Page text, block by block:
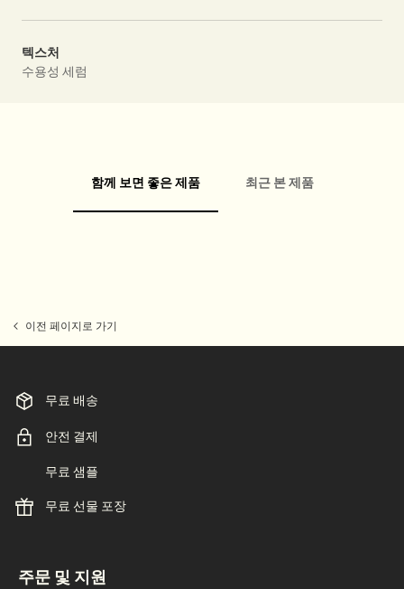
텍스처
수용성 세럼
PDP Video Fullscreen Flowplayer
PDP Customer Service Banner
PDP내 제품 설명 배너
PDP Video Flowplayer just on mobile
Pdp Section slot With Tabs함께 보면 좋은 제품 최근 본 제품
이전 페이지로 가기
무료 배송
안전 결제
무료 샘플
무료 선물 포장
주문 및 지원